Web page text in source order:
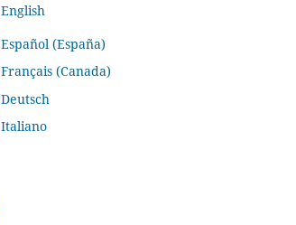
English
Español (España)
Français (Canada)
Deutsch
Italiano